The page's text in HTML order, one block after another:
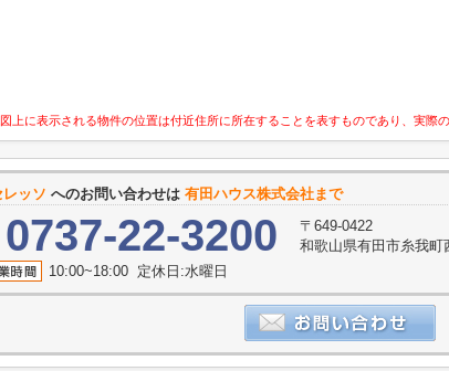
上に表示される物件の位置は付近住所に所在することを表すものであり、実際
レッソ へのお問い合わせは 有田ハウス株式会社まで
22-3200
〒649-0422
和歌山県有田市糸我
10:00~18:00 定休日:水曜日